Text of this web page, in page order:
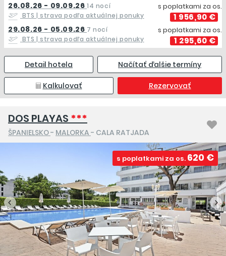
26.08.26 - 09.09.26 14 nocí
BTS| strava podľa aktuálnej ponuky
s poplatkami za os.
1 956,90 €
29.08.26 - 05.09.26 7 nocí
BTS| strava podľa aktuálnej ponuky
s poplatkami za os.
1 295,60 €
Detail hotela Načítať ďalšie termíny
Kalkulovať Rezervovať
DOS PLAYAS ***
ŠPANIELSKO- MALORKA - CALA RATJADA
s poplatkami za os. 620 €